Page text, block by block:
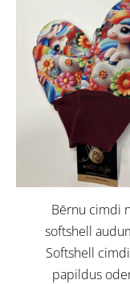
Bērnu cimdi
softshell
Softshell
papildus